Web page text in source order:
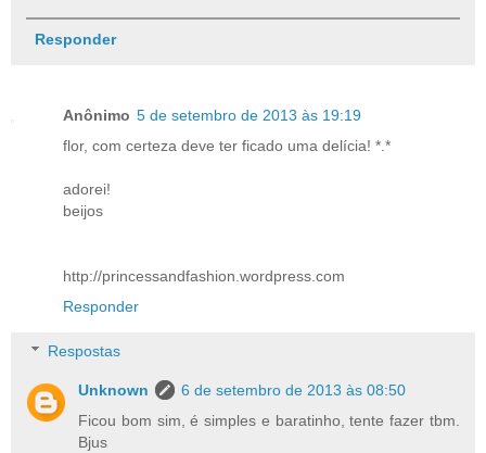
Responder
Anônimo 5 de setembro de 2013 às 19:19
flor, com certeza deve ter ficado uma delícia! *.*
adorei!
beijos
http://princessandfashion.wordpress.com
Responder
Respostas
Unknown
6 de setembro de 2013 às 08:50
Ficou bom sim, é simples e baratinho, tente fazer tbm.
Bjus